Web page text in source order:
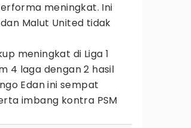
meningkat. Ini
Malut United tidak
meningkat di Liga 1
4 laga dengan 2 hasil
Edan ini sempat
imbang kontra PSM